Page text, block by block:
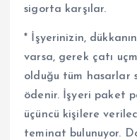
sigorta karşılar.
* İşyerinizin,
varsa, gerek çatı
olduğu tüm hasarlar
ödenir. İşyeri paket
üçüncü kişilere
teminat bulunuyor.